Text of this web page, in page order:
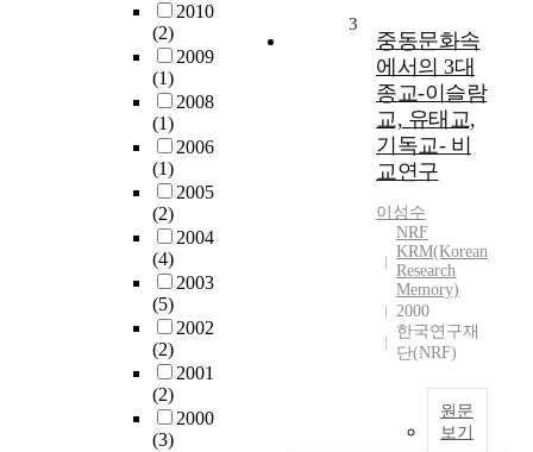
2010
(2)
2009
(1)
2008
(1)
2006
(1)
2005
(2)
2004
(4)
2003
(5)
2002
(2)
2001
(2)
2000
(3)
3
중동문화속
에서의 3대
종교-이슬람
교, 유태교,
기독교- 비
교연구
이성수
NRF
KRM(Korean
Research
Memory)
2000
한국연구재
단(NRF)
원문
보기